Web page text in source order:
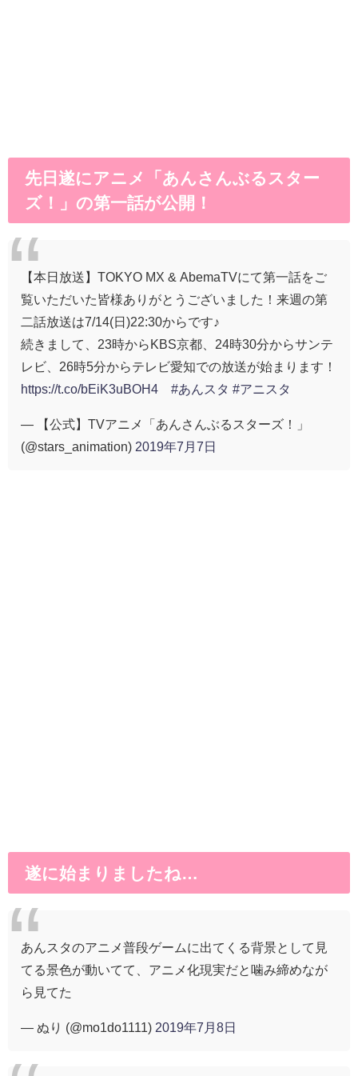
先日遂にアニメ「あんさんぶるスター
ズ！」の第一話が公開！
【本日放送】TOKYO MX & AbemaTVにて第一話をご
覧いただいた皆様ありがとうございました！来週の第
二話放送は7/14(日)22:30からです♪
続きまして、23時からKBS京都、24時30分からサンテ
レビ、26時5分からテレビ愛知での放送が始まります！
https://t.co/bEiK3uBOH4
#あんスタ #アニスタ
— 【公式】TVアニメ「あんさんぶるスターズ！」
(@stars_animation) 2019年7月7日
遂に始まりましたね…
あんスタのアニメ普段ゲームに出てくる背景として見
てる景色が動いてて、アニメ化現実だと噛み締めなが
ら見てた
— ぬり (@mo1do1111) 2019年7月8日